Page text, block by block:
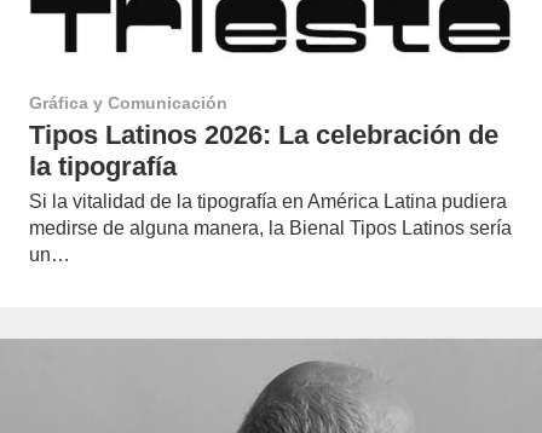
Gráfica y Comunicación
Tipos Latinos 2026: La celebración de
la tipografía
Si la vitalidad de la tipografía en América Latina pudiera
medirse de alguna manera, la Bienal Tipos Latinos sería
un…